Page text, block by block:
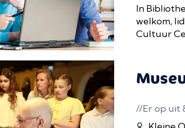
In
welkom,
Cultuur
//Er op uit